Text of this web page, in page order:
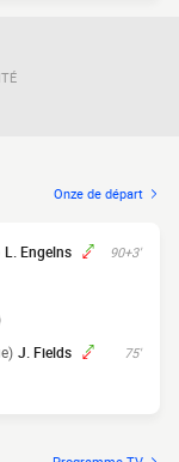
Onze de départ
90+3'
L. Engelns
75'
J. Fields